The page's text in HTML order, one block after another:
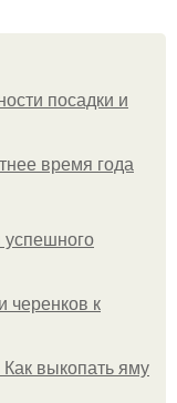
посадки и
время года
успешного
черенков к
Как выкопать яму